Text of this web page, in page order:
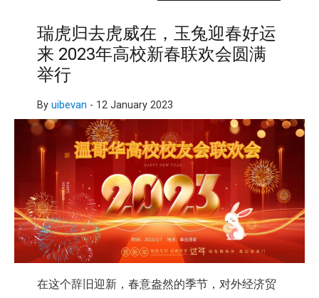
瑞虎归去虎威在，玉兔迎春好运
来 2023年高校新春联欢会圆满
举行
By uibevan - 12 January 2023
在这个辞旧迎新，春意盎然的季节，对外经济贸